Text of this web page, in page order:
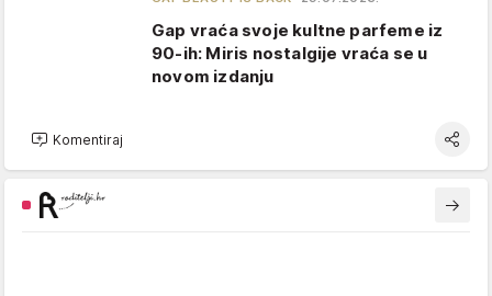
Gap vraća svoje kultne parfeme iz
90-ih: Miris nostalgije vraća se u
novom izdanju
Komentiraj